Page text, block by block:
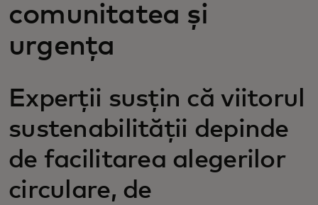
comunitatea și
urgența
Experții susțin că viitorul
sustenabilității depinde
de facilitarea alegerilor
circulare, de